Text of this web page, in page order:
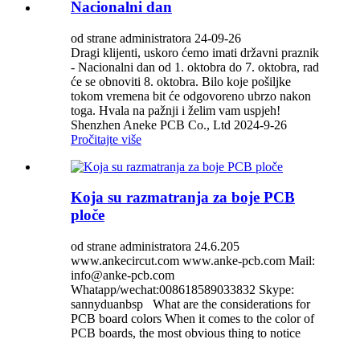
Nacionalni dan
od strane administratora 24-09-26
Dragi klijenti, uskoro ćemo imati državni praznik
- Nacionalni dan od 1. oktobra do 7. oktobra, rad
će se obnoviti 8. oktobra. Bilo koje pošiljke
tokom vremena bit će odgovoreno ubrzo nakon
toga. Hvala na pažnji i želim vam uspjeh!
Shenzhen Aneke PCB Co., Ltd 2024-9-26
Pročitajte više
Koja su razmatranja za boje PCB
ploče
od strane administratora 24.6.205
www.ankecircut.com www.anke-pcb.com Mail:
info@anke-pcb.com
Whatapp/wechat:008618589033832 Skype:
sannyduanbsp What are the considerations for
PCB board colors When it comes to the color of
PCB boards, the most obvious thing to notice